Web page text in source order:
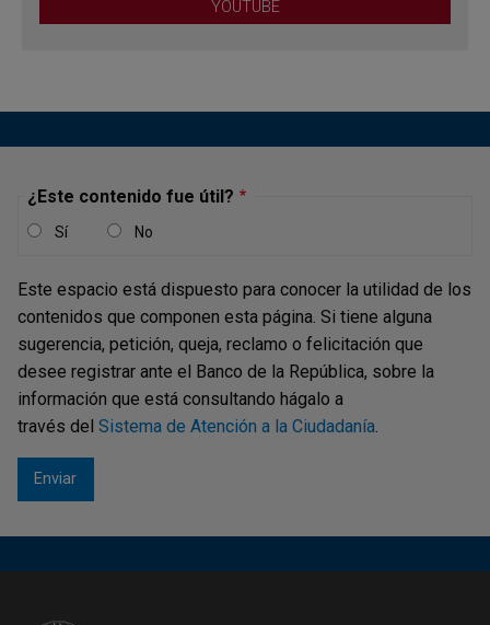
Bibiana Taboada-Arango, Miembro de la Junta Directiva
YOUTUBE
¿Este contenido fue útil?
Sí No
Este espacio está dispuesto para conocer la utilidad de los
contenidos que componen esta página. Si tiene alguna
sugerencia, petición, queja, reclamo o felicitación que
desee registrar ante el Banco de la República, sobre la
información que está consultando hágalo a
través del Sistema de Atención a la Ciudadanía.